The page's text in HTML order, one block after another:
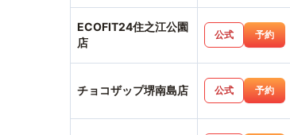
ECOFIT24住之江公園
店
公式 予約
チョコザップ堺南島店 公式 予約